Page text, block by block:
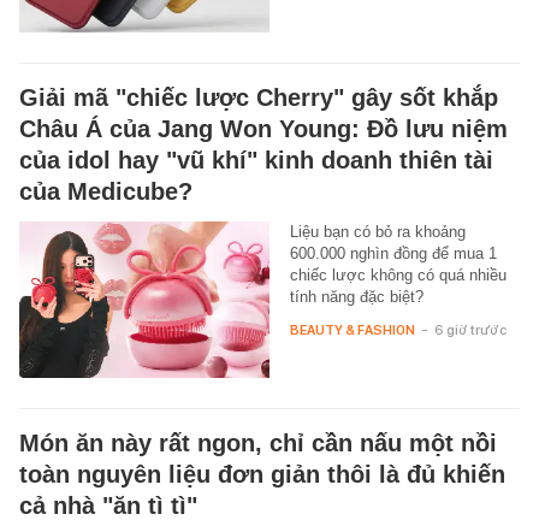
Giải mã "chiếc lược Cherry" gây sốt khắp
Châu Á của Jang Won Young: Đồ lưu niệm
của idol hay "vũ khí" kinh doanh thiên tài
của Medicube?
Liệu bạn có bỏ ra khoảng
600.000 nghìn đồng để mua 1
chiếc lược không có quá nhiều
tính năng đặc biệt?
BEAUTY & FASHION - 6 giờ trước
Món ăn này rất ngon, chỉ cần nấu một nồi
toàn nguyên liệu đơn giản thôi là đủ khiến
cả nhà "ăn tì tì"